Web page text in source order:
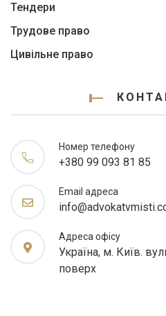
Тендери
Трудове право
Цивільне право
Номер телефону
+380 99 093 81 85
Email адреса
Адреса офісу
Україна, м. Київ.
поверх